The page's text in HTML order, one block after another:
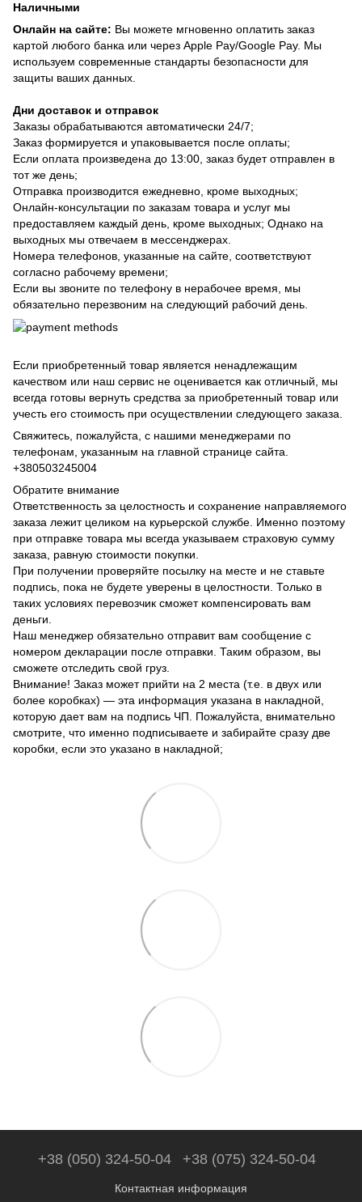
Наличными
Онлайн на сайте: Вы можете мгновенно оплатить заказ
картой любого банка или через Apple Pay/Google Pay. Мы
используем современные стандарты безопасности для
защиты ваших данных.
Дни доставок и отправок
Заказы обрабатываются автоматически 24/7;
Заказ формируется и упаковывается после оплаты;
Если оплата произведена до 13:00, заказ будет отправлен в
тот же день;
Отправка производится ежедневно, кроме выходных;
Онлайн-консультации по заказам товара и услуг мы
предоставляем каждый день, кроме выходных; Однако на
выходных мы отвечаем в мессенджерах.
Номера телефонов, указанные на сайте, соответствуют
согласно рабочему времени;
Если вы звоните по телефону в нерабочее время, мы
обязательно перезвоним на следующий рабочий день.
Если приобретенный товар является ненадлежащим
качеством или наш сервис не оценивается как отличный, мы
всегда готовы вернуть средства за приобретенный товар или
учесть его стоимость при осуществлении следующего заказа.
Свяжитесь, пожалуйста, с нашими менеджерами по
телефонам, указанным на главной странице сайта.
+380503245004
Обратите внимание
Ответственность за целостность и сохранение направляемого
заказа лежит целиком на курьерской службе. Именно поэтому
при отправке товара мы всегда указываем страховую сумму
заказа, равную стоимости покупки.
При получении проверяйте посылку на месте и не ставьте
подпись, пока не будете уверены в целостности. Только в
таких условиях перевозчик сможет компенсировать вам
деньги.
Наш менеджер обязательно отправит вам сообщение с
номером декларации после отправки. Таким образом, вы
сможете отследить свой груз.
Внимание! Заказ может прийти на 2 места (т.е. в двух или
более коробках) — эта информация указана в накладной,
которую дает вам на подпись ЧП. Пожалуйста, внимательно
смотрите, что именно подписываете и забирайте сразу две
коробки, если это указано в накладной;
+38 (050) 324-50-04 +38 (075) 324-50-04
Контактная информация